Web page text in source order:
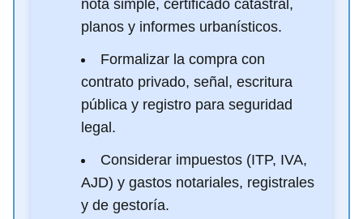
nota simple, certificado catastral,
planos y informes urbanísticos.
Formalizar la compra con
contrato privado, señal, escritura
pública y registro para seguridad
legal.
Considerar impuestos (ITP, IVA,
AJD) y gastos notariales, registrales
y de gestoría.